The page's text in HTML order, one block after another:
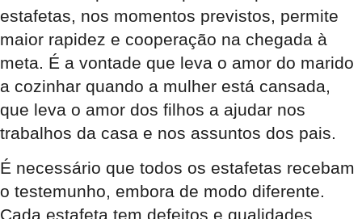
estafetas, nos momentos previstos, permite
maior rapidez e cooperação na chegada à
meta. É a vontade que leva o amor do marido
a cozinhar quando a mulher está cansada,
que leva o amor dos filhos a ajudar nos
trabalhos da casa e nos assuntos dos pais.
É necessário que todos os estafetas recebam
o testemunho, embora de modo diferente.
Cada estafeta tem defeitos e qualidades